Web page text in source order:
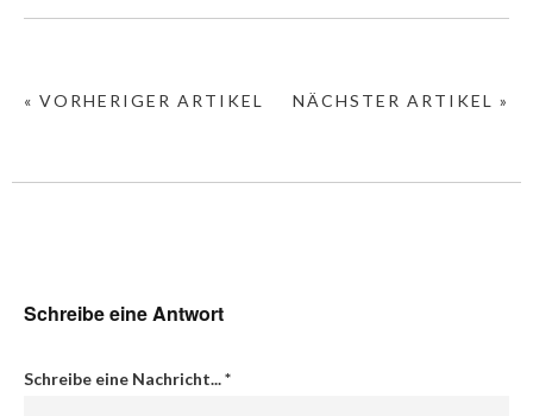
NÄCHSTER ARTIKEL »
« VORHERIGER ARTIKEL
Schreibe eine Antwort
Schreibe eine Nachricht...*